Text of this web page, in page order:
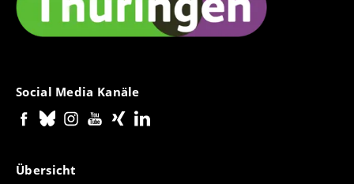
Dominikanerinnenklöstern – arm oder reich?, in:
Sabine von Heusinger, Elias H. Füllenbach OP, Walter
Senner OP, Klaus-Bernward Springer (Hgg.): Die
des Dominikanerordens. Neue Folge, Bd. 21), Berlin,
Boston 2016, S. 429–442.
Arlinghaus (Hg.): Forms of Individuality and Literacy
Social Media Kanäle
Übersicht